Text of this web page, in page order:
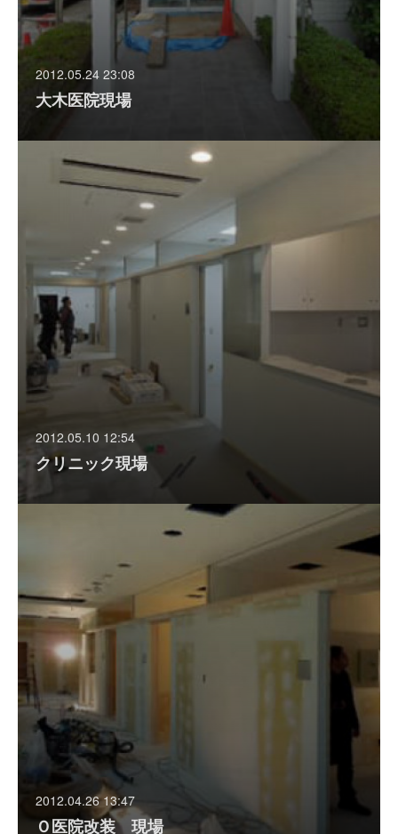
2012.05.24 23:08
大木医院現場
2012.05.10 12:54
クリニック現場
2012.04.26 13:47
Ｏ医院改装 現場